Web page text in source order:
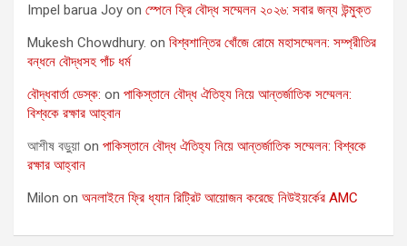
Impel barua Joy on স্পেনে ফ্রি বৌদ্ধ সম্মেলন ২০২৬: সবার জন্য উন্মুক্ত
Mukesh Chowdhury. on বিশ্বশান্তির খোঁজে রোমে মহাসম্মেলন: সম্প্রীতির
বন্ধনে বৌদ্ধসহ পাঁচ ধর্ম
বৌদ্ধবার্তা ডেস্ক: on পাকিস্তানে বৌদ্ধ ঐতিহ্য নিয়ে আন্তর্জাতিক সম্মেলন:
বিশ্বকে রক্ষার আহ্বান
আশীষ বড়ুয়া on পাকিস্তানে বৌদ্ধ ঐতিহ্য নিয়ে আন্তর্জাতিক সম্মেলন: বিশ্বকে
রক্ষার আহ্বান
Milon on অনলাইনে ফ্রি ধ্যান রিট্রিট আয়োজন করেছে নিউইয়র্কের AMC